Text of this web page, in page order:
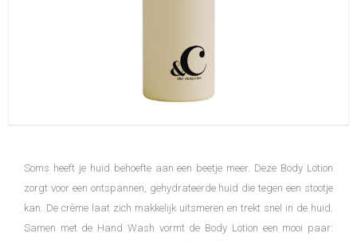
Soms heeft je huid behoefte aan een beetje meer. Deze Body Lotion
zorgt voor een ontspannen, gehydrateerde huid die tegen een stootje
kan. De crème laat zich makkelijk uitsmeren en trekt snel in de huid.
Samen met de Hand Wash vormt de Body Lotion een mooi paar: